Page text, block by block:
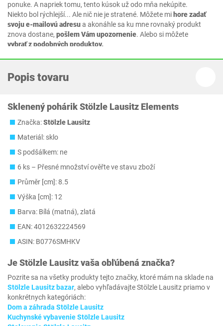
ponuke. A napriek tomu, tento kúsok už odo mňa nekúpite.
Niekto bol rýchlejší... Ale nič nie je stratené. Môžete mi hore zadať
svoju e-mailovú adresua akonáhle sa ku mne rovnaký produkt
znova dostane, pošlem Vám upozornenie. Alebo si môžete
vybrať z podobných produktov.
Popis tovaru
Sklenený pohárik Stölzle Lausitz Elements
Značka:Stölzle Lausitz
Materiál: sklo
S podšálkem: ne
6 ks – Přesné množství ověřte ve stavu zboží
Průměr [cm]: 8.5
Výška [cm]: 12
Barva: Bílá (matná), zlatá
EAN: 4012632224569
ASIN: B0776SMHKV
JeStölzle Lausitzvaša obľúbená značka?
Pozrite sa na všetky produkty tejto značky, ktoré mám na sklade na
Stölzle Lausitz bazar, alebo vyhľadávajte Stölzle Lausitz priamo v
konkrétnych kategóriách:
Dom a záhrada Stölzle Lausitz
Kuchynské vybavenie Stölzle Lausitz